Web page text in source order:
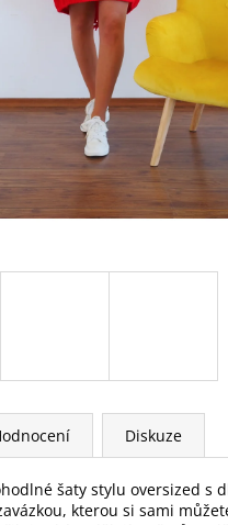
Diskuze
šaty stylu oversized
kterou si sami